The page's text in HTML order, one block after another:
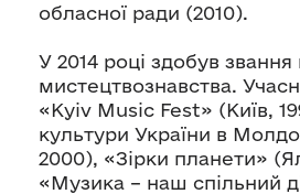
обласної ради (2010).
У 2014 році здобув звання
мистецтвознавства.
«Kyiv Music Fest» (Київ,
культури України в
2000), «Зірки планети»
«Музика – наш спільний